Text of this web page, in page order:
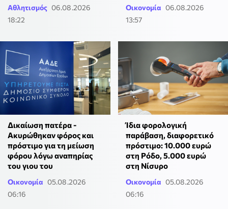
Αθλητισμός 06.08.2026
18:22
Οικονομία 06.08.2026
13:57
Δικαίωση πατέρα -
Ακυρώθηκαν φόρος και
πρόστιμο για τη μείωση
φόρου λόγω αναπηρίας
του γιου του
Οικονομία 05.08.2026
06:16
Ίδια φορολογική
παράβαση, διαφορετικό
πρόστιμο: 10.000 ευρώ
στη Ρόδο, 5.000 ευρώ
στη Νίσυρο
Οικονομία 05.08.2026
06:16